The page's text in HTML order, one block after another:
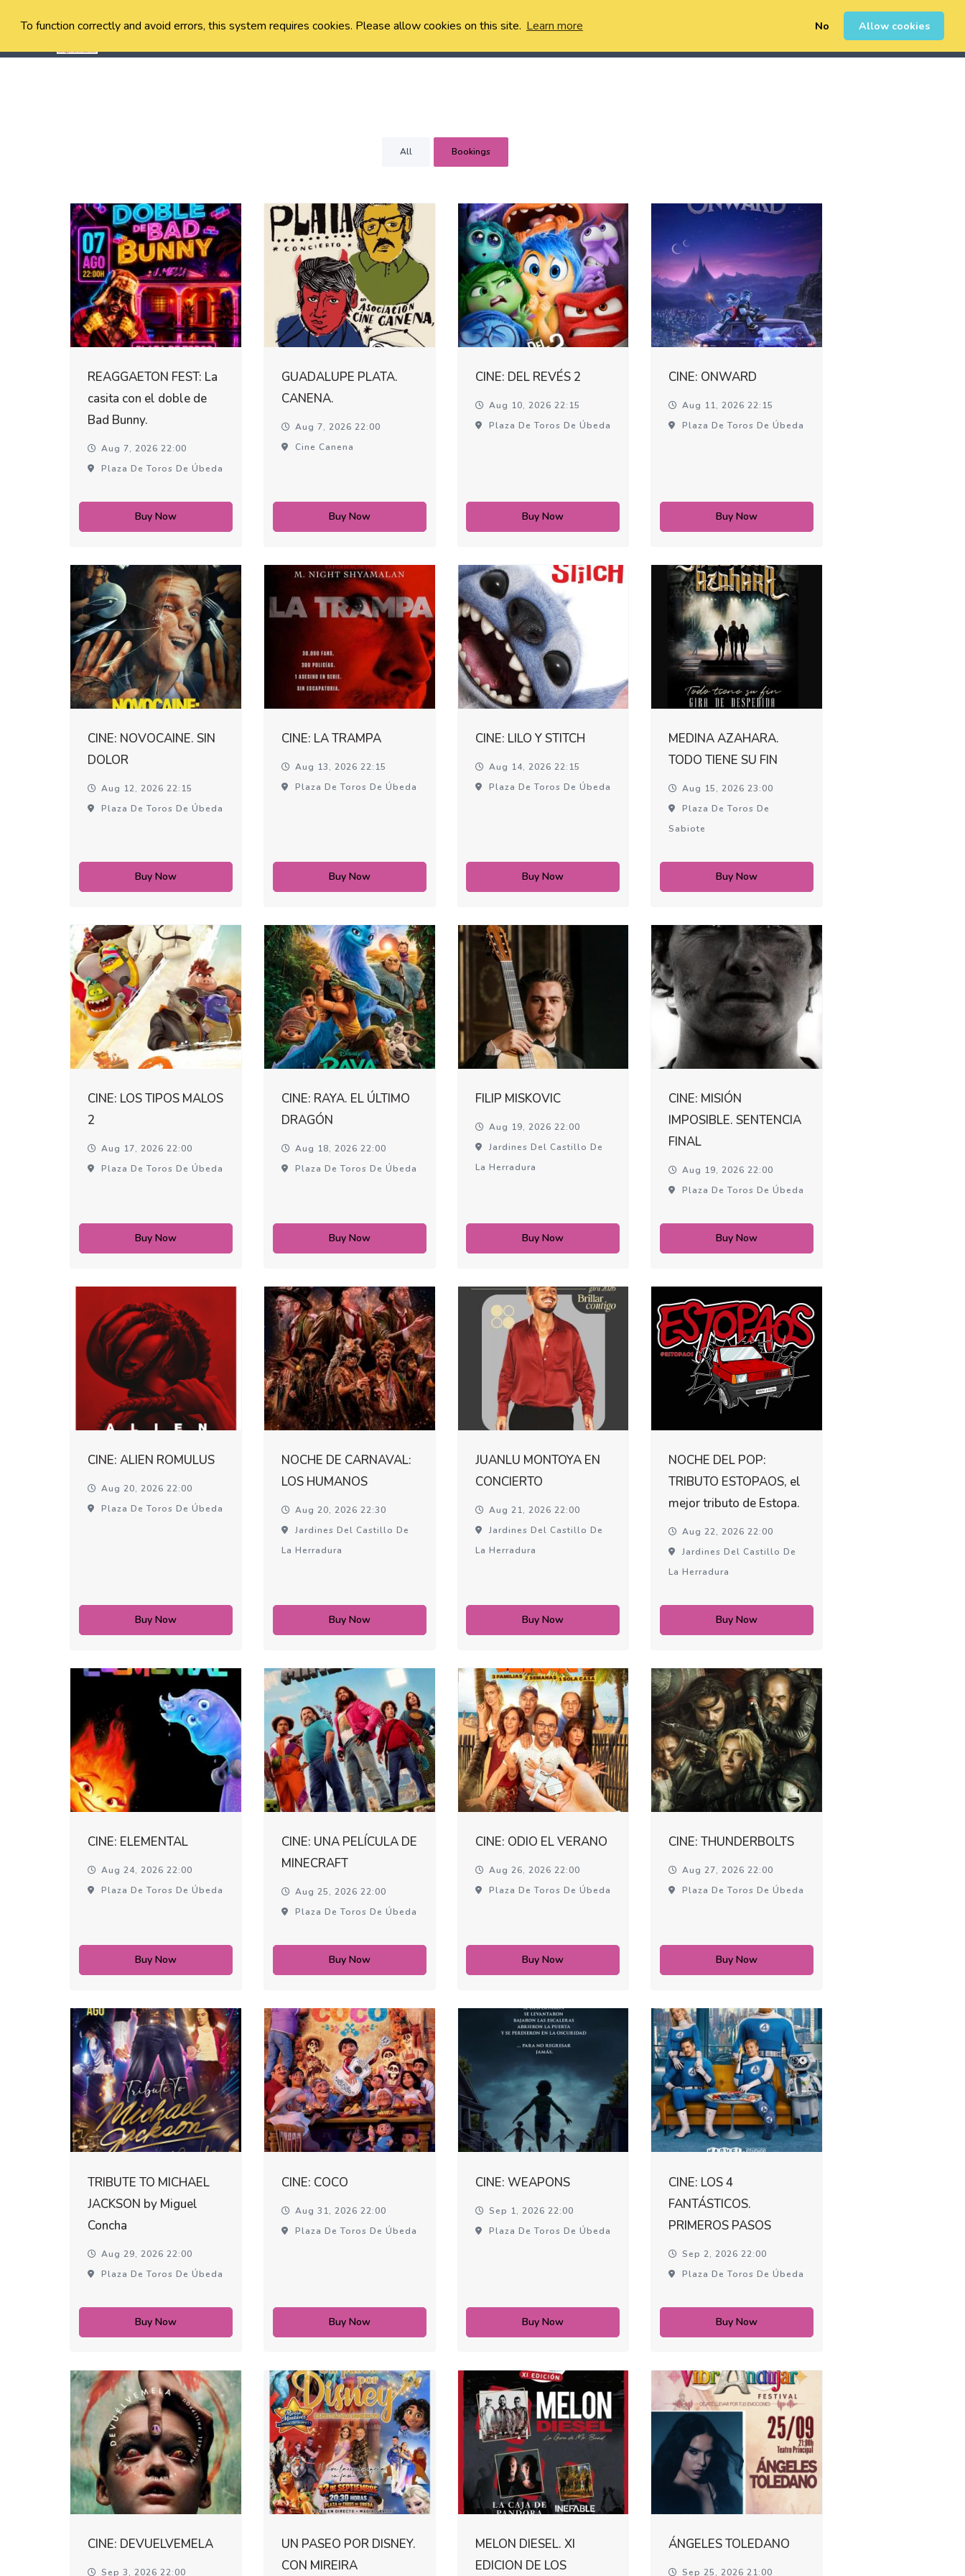
To function correctly and avoid errors, this system requires cookies. Please allow cookies on this site. Learn more No Allow cookies
Sign Up 0
All Bookings
REAGGAETON FEST: La
casita con el doble de
Bad Bunny.
Aug 7, 2026 22:00
Plaza De Toros De Úbeda
Buy Now
GUADALUPE PLATA.
CANENA.
Aug 7, 2026 22:00
Cine Canena
Buy Now
CINE: DEL REVÉS 2
Aug 10, 2026 22:15
Plaza De Toros De Úbeda
Buy Now
CINE: ONWARD
Aug 11, 2026 22:15
Plaza De Toros De Úbeda
Buy Now
CINE: NOVOCAINE. SIN
DOLOR
Aug 12, 2026 22:15
Plaza De Toros De Úbeda
Buy Now
CINE: LA TRAMPA
Aug 13, 2026 22:15
Plaza De Toros De Úbeda
Buy Now
CINE: LILO Y STITCH
Aug 14, 2026 22:15
Plaza De Toros De Úbeda
Buy Now
MEDINA AZAHARA.
TODO TIENE SU FIN
Aug 15, 2026 23:00
Plaza De Toros De
Sabiote
Buy Now
CINE: LOS TIPOS MALOS
2
Aug 17, 2026 22:00
Plaza De Toros De Úbeda
Buy Now
CINE: RAYA. EL ÚLTIMO
DRAGÓN
Aug 18, 2026 22:00
Plaza De Toros De Úbeda
Buy Now
FILIP MISKOVIC
Aug 19, 2026 22:00
Jardines Del Castillo De
La Herradura
Buy Now
CINE: MISIÓN
IMPOSIBLE. SENTENCIA
FINAL
Aug 19, 2026 22:00
Plaza De Toros De Úbeda
Buy Now
CINE: ALIEN ROMULUS
Aug 20, 2026 22:00
Plaza De Toros De Úbeda
Buy Now
NOCHE DE CARNAVAL:
LOS HUMANOS
Aug 20, 2026 22:30
Jardines Del Castillo De
La Herradura
Buy Now
JUANLU MONTOYA EN
CONCIERTO
Aug 21, 2026 22:00
Jardines Del Castillo De
La Herradura
Buy Now
NOCHE DEL POP:
TRIBUTO ESTOPAOS, el
mejor tributo de Estopa.
Aug 22, 2026 22:00
Jardines Del Castillo De
La Herradura
Buy Now
CINE: ELEMENTAL
Aug 24, 2026 22:00
Plaza De Toros De Úbeda
Buy Now
CINE: UNA PELÍCULA DE
MINECRAFT
Aug 25, 2026 22:00
Plaza De Toros De Úbeda
Buy Now
CINE: ODIO EL VERANO
Aug 26, 2026 22:00
Plaza De Toros De Úbeda
Buy Now
CINE: THUNDERBOLTS
Aug 27, 2026 22:00
Plaza De Toros De Úbeda
Buy Now
TRIBUTE TO MICHAEL
JACKSON by Miguel
Concha
Aug 29, 2026 22:00
Plaza De Toros De Úbeda
Buy Now
CINE: COCO
Aug 31, 2026 22:00
Plaza De Toros De Úbeda
Buy Now
CINE: WEAPONS
Sep 1, 2026 22:00
Plaza De Toros De Úbeda
Buy Now
CINE: LOS 4
FANTÁSTICOS.
PRIMEROS PASOS
Sep 2, 2026 22:00
Plaza De Toros De Úbeda
Buy Now
CINE: DEVUELVEMELA
Sep 3, 2026 22:00
UN PASEO POR DISNEY.
CON MIREIRA
MELON DIESEL. XI
EDICION DE LOS
ÁNGELES TOLEDANO
Sep 25, 2026 21:00